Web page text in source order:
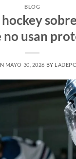
BLOG
no usan
MAYO 30, 2026 BY